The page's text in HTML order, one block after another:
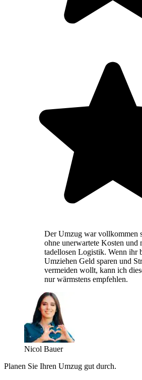
Der Umzug war vollkommen
ohne unerwartete Kosten und
tadellosen Logistik. Wenn ihr
Umziehen Geld sparen und
vermeiden wollt, kann ich
nur wärmstens empfehlen.
Nicol Bauer
Planen Sie Ihren Umzug gut durch.